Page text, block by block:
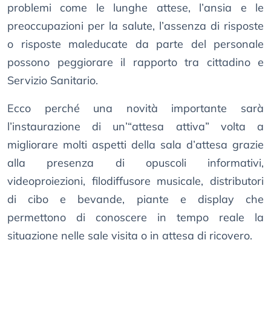
problemi come le lunghe attese, l’ansia e le
preoccupazioni per la salute, l’assenza di risposte
o risposte maleducate da parte del personale
possono peggiorare il rapporto tra cittadino e
Servizio Sanitario.
Ecco perché una novità importante sarà
l’instaurazione di un’“attesa attiva” volta a
migliorare molti aspetti della sala d’attesa grazie
alla presenza di opuscoli informativi,
videoproiezioni, filodiffusore musicale, distributori
di cibo e bevande, piante e display che
permettono di conoscere in tempo reale la
situazione nelle sale visita o in attesa di ricovero.